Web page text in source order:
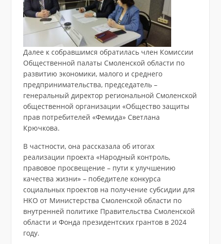
Далее к собравшимся обратилась член Комиссии
Общественной палаты Смоленской области по
развитию экономики, малого и среднего
предпринимательства, председатель –
генеральный директор региональной Смоленской
общественной организации «Общество защиты
прав потребителей «Фемида» Светлана
Крючкова.
В частности, она рассказала об итогах
реализации проекта «Народный контроль,
правовое просвещение – пути к улучшению
качества жизни» – победителе конкурса
социальных проектов на получение субсидии для
НКО от Министерства Смоленской области по
внутренней политике Правительства Смоленской
области и Фонда президентских грантов в 2024
году.